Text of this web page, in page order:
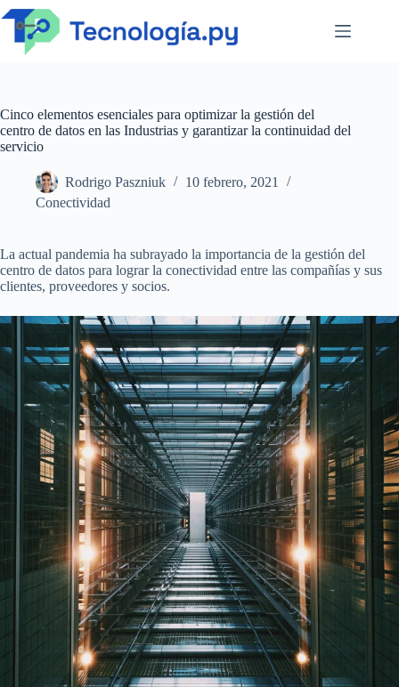
Saltar
al
contenido
Cinco elementos esenciales para optimizar la gestión del
centro de datos en las Industrias y garantizar la continuidad del
servicio
Rodrigo Paszniuk
10 febrero, 2021
Conectividad
La actual pandemia ha subrayado la importancia de la gestión del
centro de datos para lograr la conectividad entre las compañías y sus
clientes, proveedores y socios.